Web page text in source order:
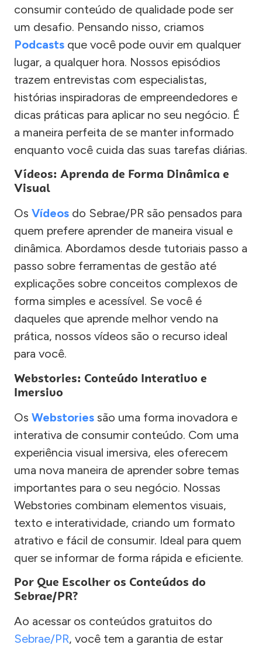
consumir conteúdo de qualidade pode ser
um desafio. Pensando nisso, criamos
Podcasts que você pode ouvir em qualquer
lugar, a qualquer hora. Nossos episódios
trazem entrevistas com especialistas,
histórias inspiradoras de empreendedores e
dicas práticas para aplicar no seu negócio. É
a maneira perfeita de se manter informado
enquanto você cuida das suas tarefas diárias.
Vídeos: Aprenda de Forma Dinâmica e
Visual
Os Vídeos do Sebrae/PR são pensados para
quem prefere aprender de maneira visual e
dinâmica. Abordamos desde tutoriais passo a
passo sobre ferramentas de gestão até
explicações sobre conceitos complexos de
forma simples e acessível. Se você é
daqueles que aprende melhor vendo na
prática, nossos vídeos são o recurso ideal
para você.
Webstories: Conteúdo Interativo e
Imersivo
Os Webstories são uma forma inovadora e
interativa de consumir conteúdo. Com uma
experiência visual imersiva, eles oferecem
uma nova maneira de aprender sobre temas
importantes para o seu negócio. Nossas
Webstories combinam elementos visuais,
texto e interatividade, criando um formato
atrativo e fácil de consumir. Ideal para quem
quer se informar de forma rápida e eficiente.
Por Que Escolher os Conteúdos do
Sebrae/PR?
Ao acessar os conteúdos gratuitos do
Sebrae/PR, você tem a garantia de estar